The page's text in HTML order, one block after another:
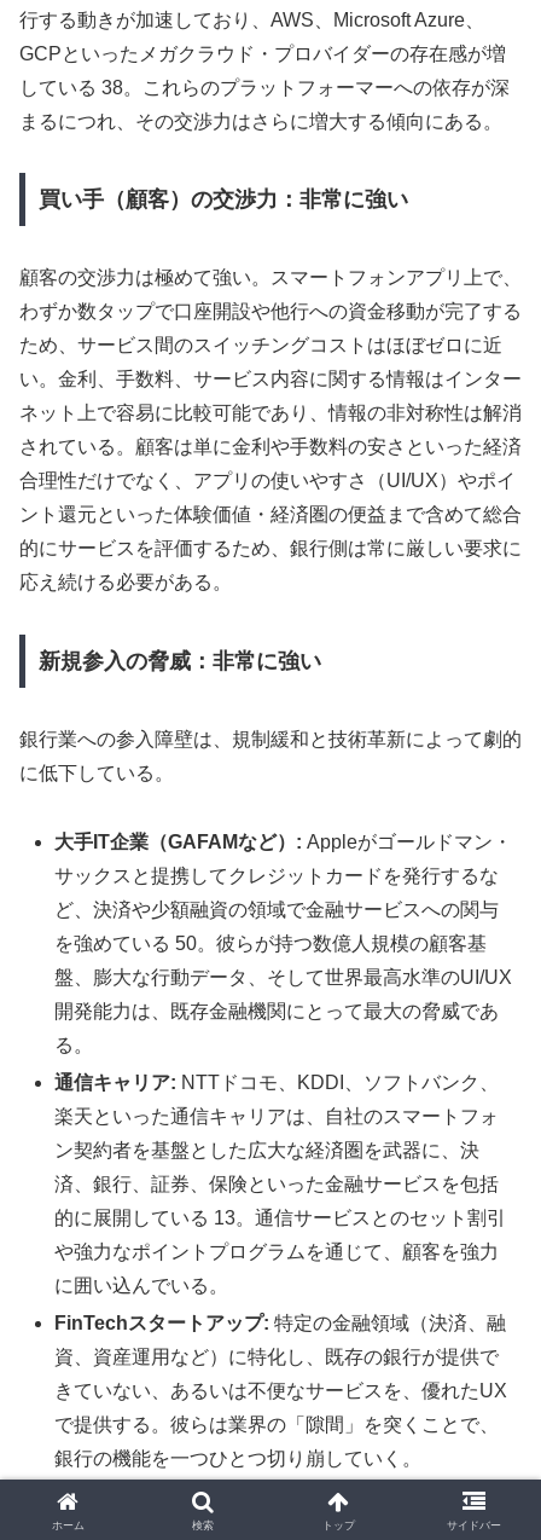
行する動きが加速しており、AWS、Microsoft Azure、
GCPといったメガクラウド・プロバイダーの存在感が増
している 38。これらのプラットフォーマーへの依存が深
まるにつれ、その交渉力はさらに増大する傾向にある。
買い手（顧客）の交渉力：非常に強い
顧客の交渉力は極めて強い。スマートフォンアプリ上で、
わずか数タップで口座開設や他行への資金移動が完了する
ため、サービス間のスイッチングコストはほぼゼロに近
い。金利、手数料、サービス内容に関する情報はインター
ネット上で容易に比較可能であり、情報の非対称性は解消
されている。顧客は単に金利や手数料の安さといった経済
合理性だけでなく、アプリの使いやすさ（UI/UX）やポイ
ント還元といった体験価値・経済圏の便益まで含めて総合
的にサービスを評価するため、銀行側は常に厳しい要求に
応え続ける必要がある。
新規参入の脅威：非常に強い
銀行業への参入障壁は、規制緩和と技術革新によって劇的
に低下している。
大手IT企業（GAFAMなど）: Appleがゴールドマン・
サックスと提携してクレジットカードを発行するな
ど、決済や少額融資の領域で金融サービスへの関与
を強めている 50。彼らが持つ数億人規模の顧客基
盤、膨大な行動データ、そして世界最高水準のUI/UX
開発能力は、既存金融機関にとって最大の脅威であ
る。
通信キャリア: NTTドコモ、KDDI、ソフトバンク、
楽天といった通信キャリアは、自社のスマートフォ
ン契約者を基盤とした広大な経済圏を武器に、決
済、銀行、証券、保険といった金融サービスを包括
的に展開している 13。通信サービスとのセット割引
や強力なポイントプログラムを通じて、顧客を強力
に囲い込んでいる。
FinTechスタートアップ: 特定の金融領域（決済、融
資、資産運用など）に特化し、既存の銀行が提供で
きていない、あるいは不便なサービスを、優れたUX
で提供する。彼らは業界の「隙間」を突くことで、
銀行の機能を一つひとつ切り崩していく。
ホーム 検索 トップ サイドバー